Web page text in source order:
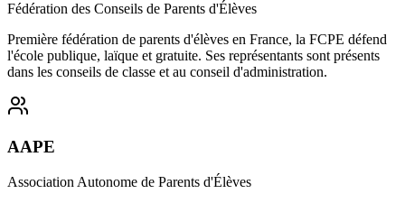
Fédération des Conseils de Parents d'Élèves
Première fédération de parents d'élèves en France, la FCPE défend
l'école publique, laïque et gratuite. Ses représentants sont présents
dans les conseils de classe et au conseil d'administration.
AAPE
Association Autonome de Parents d'Élèves